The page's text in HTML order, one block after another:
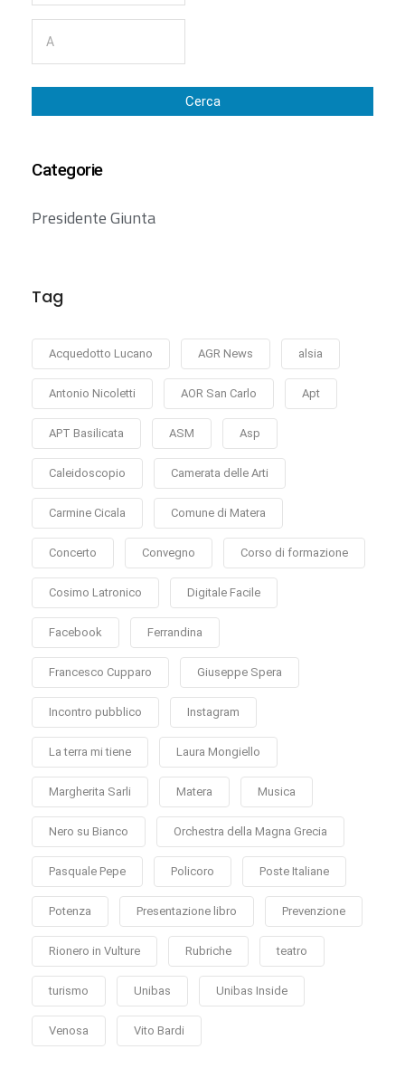
Cerca
Categorie
Presidente Giunta
Tag
Acquedotto Lucano AGR News alsia
Antonio Nicoletti AOR San Carlo Apt
APT Basilicata ASM Asp
Caleidoscopio Camerata delle Arti
Carmine Cicala Comune di Matera
Concerto Convegno Corso di formazione
Cosimo Latronico Digitale Facile
Facebook Ferrandina
Francesco Cupparo Giuseppe Spera
Incontro pubblico Instagram
La terra mi tiene Laura Mongiello
Margherita Sarli Matera Musica
Nero su Bianco Orchestra della Magna Grecia
Pasquale Pepe Policoro Poste Italiane
Potenza Presentazione libro Prevenzione
Rionero in Vulture Rubriche teatro
turismo Unibas Unibas Inside
Venosa Vito Bardi